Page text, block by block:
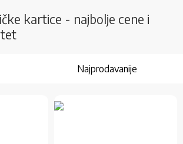
kartice - najbolje cene i